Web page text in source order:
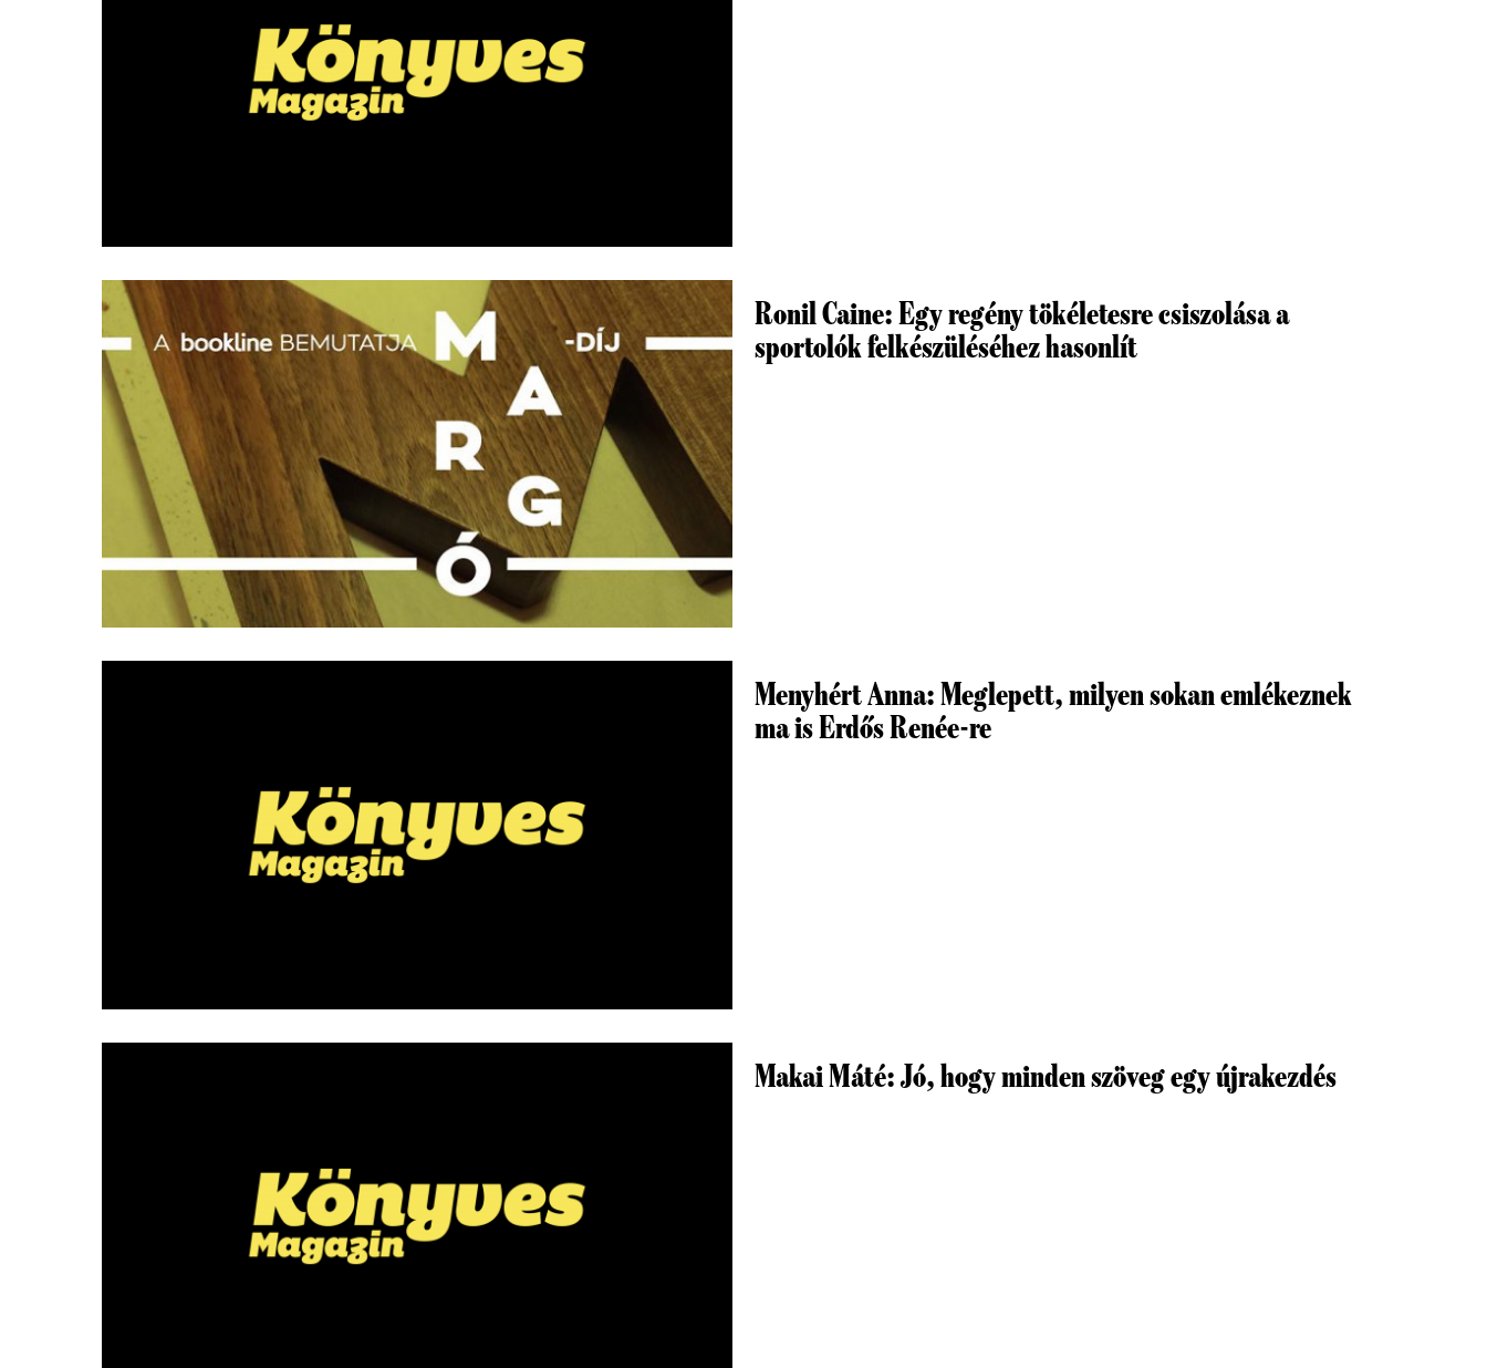
Ronil Caine: Egy regény tökéletesre csiszolása a
sportolók felkészüléséhez hasonlít
Menyhért Anna: Meglepett, milyen sokan emlékeznek
ma is Erdős Renée-re
Makai Máté: Jó, hogy minden szöveg egy újrakezdés